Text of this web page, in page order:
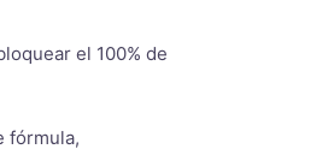
el 100% de
fórmula,